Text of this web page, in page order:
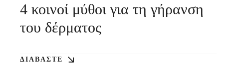
4 κοινοί μύθοι για τη γήρανση
του δέρματος
ΔΙΑΒΆΣΤΕ